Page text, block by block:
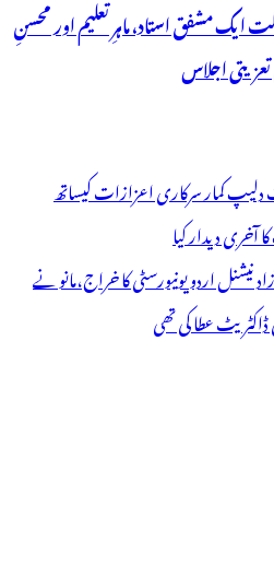
ایک مشفق استاد، ماہرِتعلیم اور محسنِ
اجلاس
کمار سرکاری اعزازات کیساتھ
آخری دیدار کیا
نیشنل اردو یونیورسٹی کا خراج،مانو نے